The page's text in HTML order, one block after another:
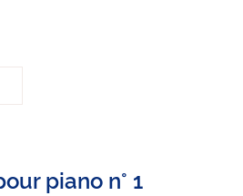
piano n° 1